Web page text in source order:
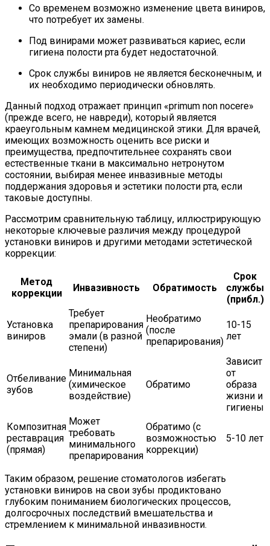
Со временем возможно изменение цвета виниров,
что потребует их замены.
Под винирами может развиваться кариес, если
гигиена полости рта будет недостаточной.
Срок службы виниров не является бесконечным, и
их необходимо периодически обновлять.
Данный подход отражает принцип «primum non nocere»
(прежде всего, не навреди), который является
краеугольным камнем медицинской этики. Для врачей,
имеющих возможность оценить все риски и
преимущества, предпочтительнее сохранять свои
естественные ткани в максимально нетронутом
состоянии, выбирая менее инвазивные методы
поддержания здоровья и эстетики полости рта, если
таковые доступны.
Рассмотрим сравнительную таблицу, иллюстрирующую
некоторые ключевые различия между процедурой
установки виниров и другими методами эстетической
коррекции:
Метод
коррекции
Инвазивность Обратимость
Срок
службы
(прибл.)
Установка
виниров
Требует
препарирования
эмали (в разной
степени)
Необратимо
(после
препарирования)
10-15
лет
Отбеливание
зубов
Минимальная
(химическое
воздействие)
Обратимо
Зависит
от
образа
жизни и
гигиены
Композитная
реставрация
(прямая)
Может
требовать
минимального
препарирования
Обратимо (с
возможностью
коррекции)
5-10 лет
Таким образом, решение стоматологов избегать
установки виниров на свои зубы продиктовано
глубоким пониманием биологических процессов,
долгосрочных последствий вмешательства и
стремлением к минимальной инвазивности.